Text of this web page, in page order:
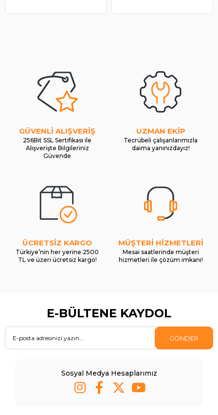
GÜVENLİ ALIŞVERİŞ
256Bit SSL Sertifikası ile
Alışverişte Bilgileriniz
Güvende
UZMAN EKİP
Tecrübeli çalışanlarımızla
daima yanınızdayız!
ÜCRETSİZ KARGO
Türkiye’nin her yerine 2500
TL ve üzeri ücretsiz kargo!
MÜŞTERİ HİZMETLERİ
Mesai saatlerinde müşteri
hizmetleri ile çözüm imkanı!
E-BÜLTENE KAYDOL
GÖNDER
Sosyal Medya Hesaplarımız